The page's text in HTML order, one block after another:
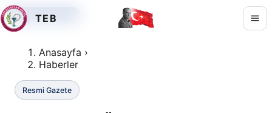
TEB
Anasayfa ›
Haberler
Resmi Gazete
RESMI GAZETE
RESMI GAZETE
RESMI GAZETE